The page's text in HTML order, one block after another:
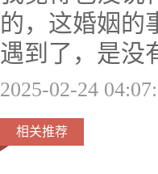
的，这婚姻的
遇到了，是没
2025-02-24
相关推荐